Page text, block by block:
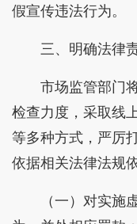
假宣传违法行为。
三、明确法律
市场监管部门
检查力度，采取线
等多种方式，严厉
依据相关法律法规
（一）对实